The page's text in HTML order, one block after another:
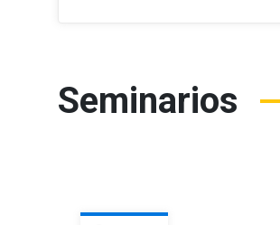
Seminarios